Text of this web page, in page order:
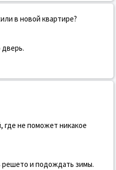
в новой квартире?
где не поможет никакое
решето и подождать зимы.